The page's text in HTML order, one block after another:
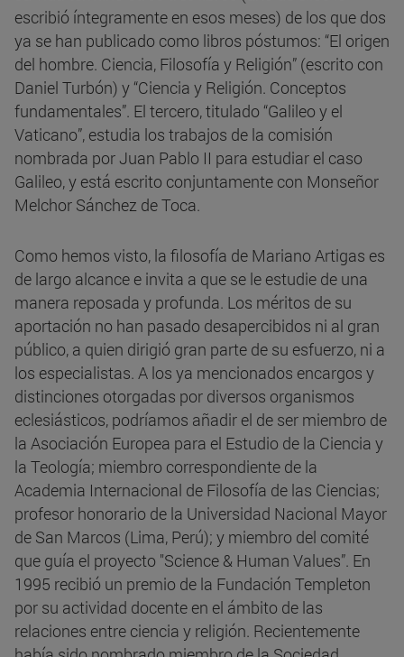
escribió íntegramente en esos meses) de los que dos
ya se han publicado como libros póstumos: “El origen
del hombre. Ciencia, Filosofía y Religión” (escrito con
Daniel Turbón) y “Ciencia y Religión. Conceptos
fundamentales”. El tercero, titulado “Galileo y el
Vaticano”, estudia los trabajos de la comisión
nombrada por Juan Pablo II para estudiar el caso
Galileo, y está escrito conjuntamente con Monseñor
Melchor Sánchez de Toca.
Como hemos visto, la filosofía de Mariano Artigas es
de largo alcance e invita a que se le estudie de una
manera reposada y profunda. Los méritos de su
aportación no han pasado desapercibidos ni al gran
público, a quien dirigió gran parte de su esfuerzo, ni a
los especialistas. A los ya mencionados encargos y
distinciones otorgadas por diversos organismos
eclesiásticos, podríamos añadir el de ser miembro de
la Asociación Europea para el Estudio de la Ciencia y
la Teología; miembro correspondiente de la
Academia Internacional de Filosofía de las Ciencias;
profesor honorario de la Universidad Nacional Mayor
de San Marcos (Lima, Perú); y miembro del comité
que guía el proyecto "Science & Human Values”. En
1995 recibió un premio de la Fundación Templeton
por su actividad docente en el ámbito de las
relaciones entre ciencia y religión. Recientemente